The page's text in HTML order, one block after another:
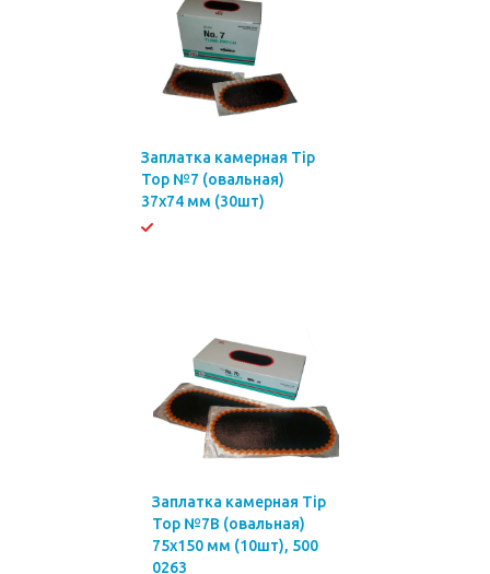
Заплатка камерная Tip
Top №7 (овальная)
37х74 мм (30шт)
Заплатка камерная Tip
Top №7B (овальная)
75х150 мм (10шт), 500
0263